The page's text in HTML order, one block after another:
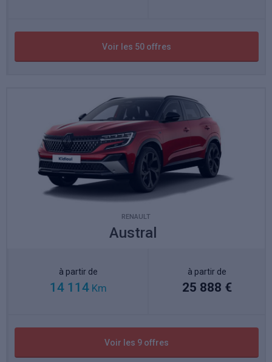
Voir les 50 offres
RENAULT
Austral
à partir de
14 114Km
à partir de
25 888 €
Voir les 9 offres